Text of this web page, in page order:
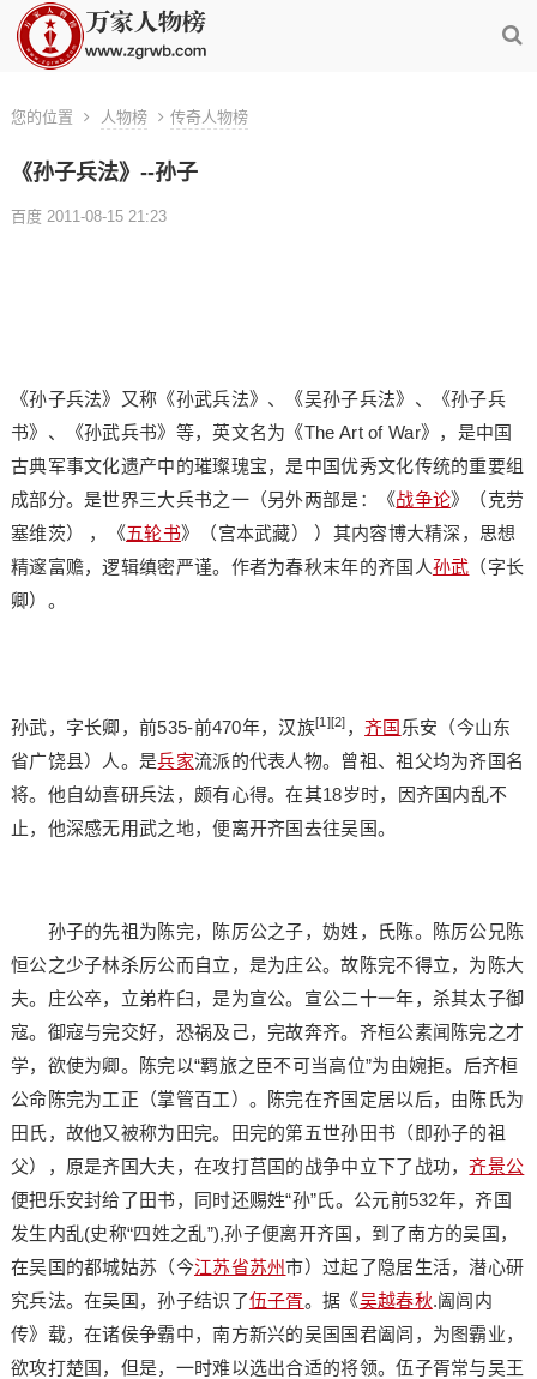
您的位置 人物榜 传奇人物榜
《孙子兵法》--孙子
百度 2011-08-15 21:23
《孙子兵法》又称《孙武兵法》、《吴孙子兵法》、《孙子兵
书》、《孙武兵书》等，英文名为《The Art of War》，是中国
古典军事文化遗产中的璀璨瑰宝，是中国优秀文化传统的重要组
成部分。是世界三大兵书之一（另外两部是：《战争论》（克劳
塞维茨） ，《五轮书》（宫本武藏） ）其内容博大精深，思想
精邃富赡，逻辑缜密严谨。作者为春秋末年的齐国人孙武 （字长
卿）。
孙武，字长卿，前535-前470年，汉族[1][2] ，齐国 乐安（今山东
省广饶县）人。是兵家流派的代表人物。曾祖、祖父均为齐国名
将。他自幼喜研兵法，颇有心得。在其18岁时，因齐国内乱不
止，他深感无用武之地，便离开齐国去往吴国。
孙子的先祖为陈完，陈厉公之子，妫姓，氏陈。陈厉公兄陈
恒公之少子林杀厉公而自立，是为庄公。故陈完不得立，为陈大
夫。庄公卒，立弟杵臼，是为宣公。宣公二十一年，杀其太子御
寇。御寇与完交好，恐祸及己，完故奔齐。齐桓公素闻陈完之才
学，欲使为卿。陈完以“羁旅之臣不可当高位”为由婉拒。后齐桓
公命陈完为工正（掌管百工）。陈完在齐国定居以后，由陈氏为
田氏，故他又被称为田完。田完的第五世孙田书（即孙子的祖
父），原是齐国大夫，在攻打莒国的战争中立下了战功，齐景公
便把乐安封给了田书，同时还赐姓“孙”氏。公元前532年，齐国
发生内乱(史称“四姓之乱”),孙子便离开齐国，到了南方的吴国，
在吴国的都城姑苏（今江苏省苏州市）过起了隐居生活，潜心研
究兵法。在吴国，孙子结识了伍子胥。据《吴越春秋.阖闾内
传》载，在诸侯争霸中，南方新兴的吴国国君阖闾，为图霸业，
欲攻打楚国，但是，一时难以选出合适的将领。伍子胥常与吴王